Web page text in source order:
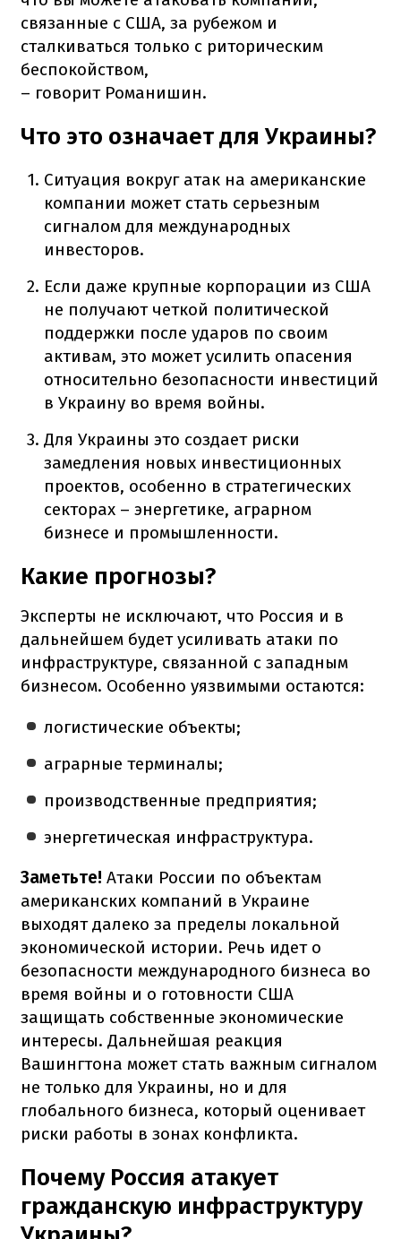
связанные с США, за рубежом и
сталкиваться только с риторическим
беспокойством,
– говорит Романишин.
Что это означает для Украины?
Ситуация вокруг атак на американские
компании может стать серьезным
сигналом для международных
инвесторов.
Если даже крупные корпорации из США
не получают четкой политической
поддержки после ударов по своим
активам, это может усилить опасения
относительно безопасности инвестиций
в Украину во время войны.
Для Украины это создает риски
замедления новых инвестиционных
проектов, особенно в стратегических
секторах – энергетике, аграрном
бизнесе и промышленности.
Какие прогнозы?
Эксперты не исключают, что Россия и в
дальнейшем будет усиливать атаки по
инфраструктуре, связанной с западным
бизнесом. Особенно уязвимыми остаются:
логистические объекты;
аграрные терминалы;
производственные предприятия;
энергетическая инфраструктура.
Заметьте! Атаки России по объектам
американских компаний в Украине
выходят далеко за пределы локальной
экономической истории. Речь идет о
безопасности международного бизнеса во
время войны и о готовности США
защищать собственные экономические
интересы. Дальнейшая реакция
Вашингтона может стать важным сигналом
не только для Украины, но и для
глобального бизнеса, который оценивает
риски работы в зонах конфликта.
Почему Россия атакует
гражданскую инфраструктуру